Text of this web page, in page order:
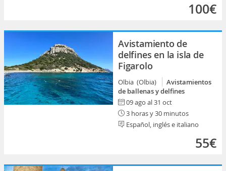
100€
Avistamiento de
delfines en la isla de
Figarolo
Olbia (Olbia)
Avistamientos
de ballenas y delfines
09 ago al 31 oct
3 horas y 30 minutos
Español, inglés e italiano
55€